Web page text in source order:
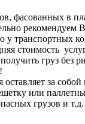
фасованных в
рекомендуем
у транспортных
стоимость
груз без
за
или
грузов и